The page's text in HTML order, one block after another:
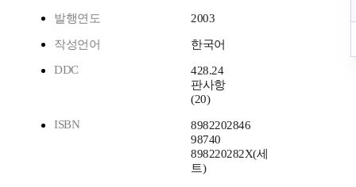
발행연도 2003
작성언어
한국어
DDC
428.24
판사항
(20)
ISBN
8982202846
98740
898220282X(세
트)